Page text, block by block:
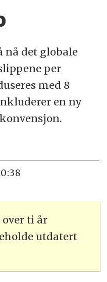
nå det globale
per
med 8
en ny
ti år
utdatert